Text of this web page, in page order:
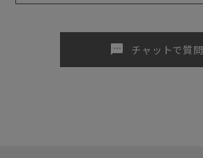
sms チャットで質問